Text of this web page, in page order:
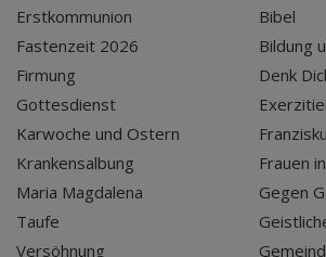
Erstkommunion
Fastenzeit 2026
Firmung
Gottesdienst
Karwoche und Ostern
Krankensalbung
Maria Magdalena
Taufe
Versöhnung
Bibel
Bildung
Denk
Frauen
Gegen